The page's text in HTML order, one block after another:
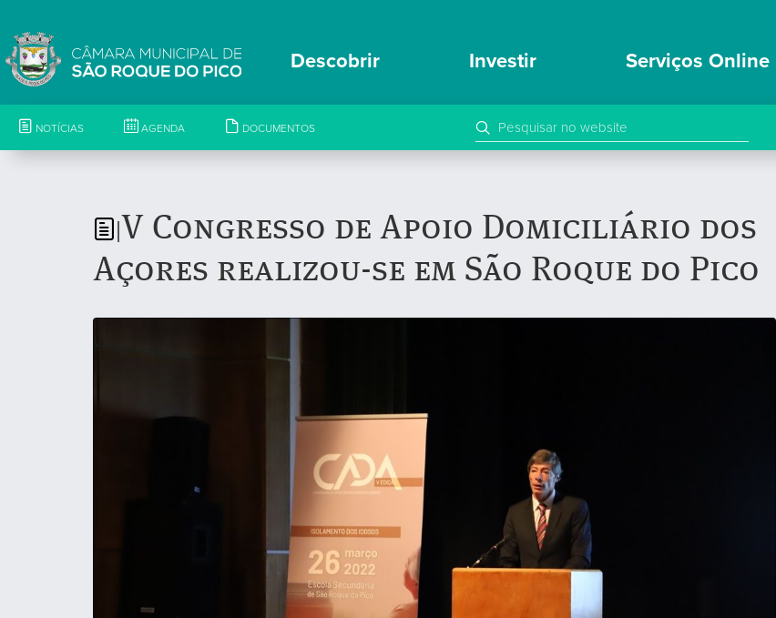
Descobrir Investir Serviços Online
NOTÍCIAS AGENDA DOCUMENTOS
V Congresso de Apoio Domiciliário dos
Açores realizou-se em São Roque do Pico